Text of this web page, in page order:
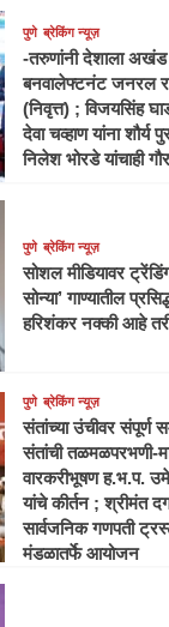
पुणे ब्रेकिंग न्यूज़
-तरुणांनी देशाला अखंड
बनवालेफ्टनंट जनरल
(निवृत्त) ; विजयसिंह
देवा चव्हाण यांना शौर्य
निलेश भोरडे यांचाही
पुणे ब्रेकिंग न्यूज़
सोशल मीडियावर
सोन्या’ गाण्यातील
हरिशंकर नक्की आहे
पुणे ब्रेकिंग न्यूज़
संतांच्या उंचीवर संपूर्ण
संतांची तळमळपरभणी-
वारकरीभूषण ह.भ.प.
यांचे कीर्तन ; श्रीमंत
सार्वजनिक गणपती
मंडळातर्फे आयोजन